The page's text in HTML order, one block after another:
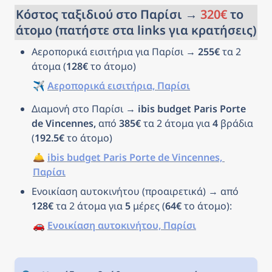
Κόστος ταξιδιού στο Παρίσι → 320€ το
άτομο (πατήστε στα links για κρατήσεις)
Αεροπορικά εισιτήρια για Παρίσι → 255€ τα 2
άτομα (128€ το άτομο)
✈️ Αεροπορικά εισιτήρια, Παρίσι
Διαμονή στο Παρίσι → ibis budget Paris Porte
de Vincennes, από 385€ τα 2 άτομα για 4 βράδια
(192.5€ το άτομο)
🛎️ ibis budget Paris Porte de Vincennes,
Παρίσι
128€ τα 2 άτομα για 5 μέρες (64€ το άτομο):
🚗 Ενοικίαση αυτοκινήτου, Παρίσι